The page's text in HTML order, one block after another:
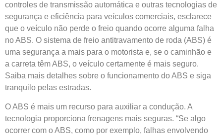
controles de transmissão automática e outras tecnologias de
segurança e eficiência para veículos comerciais, esclarece
que o veículo não perde o freio quando ocorre alguma falha
no ABS. O sistema de freio antitravamento de roda (ABS) é
uma segurança a mais para o motorista e, se o caminhão e
a carreta têm ABS, o veículo certamente é mais seguro.
Saiba mais detalhes sobre o funcionamento do ABS e siga
tranquilo pelas estradas.
O ABS é mais um recurso para auxiliar a condução. A
tecnologia proporciona frenagens mais seguras. “Se algo
ocorrer com o ABS, como por exemplo, falhas envolvendo